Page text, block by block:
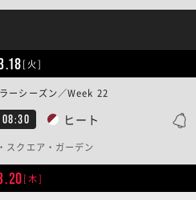
[火]
08:30 ヒート
シーズン／Week 22
スクエア・ガーデン
[木]